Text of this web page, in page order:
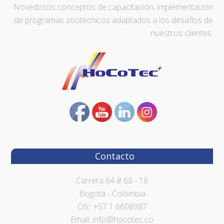
Novedosos conceptos de capacitación, implementación
de programas zootécnicos adaptados a los desafíos de
nuestros clientes.
Contacto
Carrera 64 # 68 - 18
Bogotá - Colombia
Ofc: +57 1 6608987
Email: info@hocotec.co